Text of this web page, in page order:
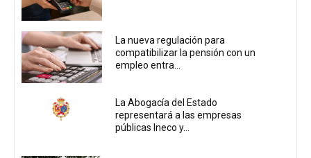
La nueva regulación para
compatibilizar la pensión con un
empleo entra...
La Abogacía del Estado
representará a las empresas
públicas Ineco y...